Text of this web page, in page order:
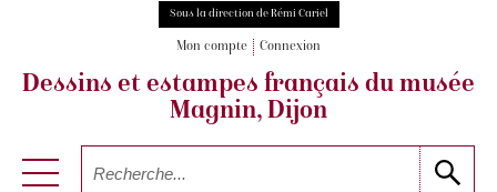
Sous la direction de Rémi Cariel
Mon compte Connexion
Dessins et estampes français du musée
Magnin, Dijon